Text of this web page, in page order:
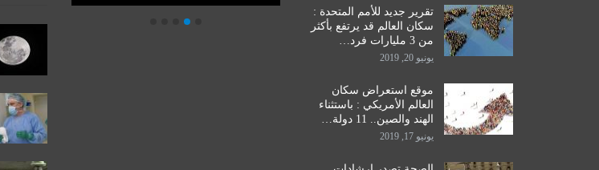
تقرير جديد للأمم المتحدة :
سكان العالم قد يرتفع بأكثر
من 3 مليارات فرد…
يونيو 20, 2019
موقع استعراض سكان
العالم الأمريكي : باستثناء
الهند والصين.. 11 دولة…
يونيو 17, 2019